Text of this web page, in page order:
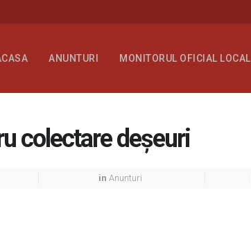
ANUNTURI MONITORUL OFICIAL LOCAL
colectare deşeuri
in Anunturi